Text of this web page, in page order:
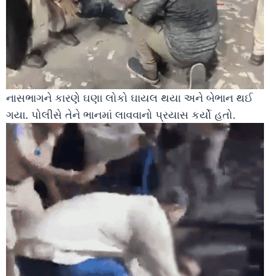
નાસભાગને કારણે ઘણા લોકો ઘાયલ થયા અને બેભાન થઈ
ગયા. પોલીસે તેને ભાનમાં લાવવાનો પ્રયાસ કર્યો હતો.